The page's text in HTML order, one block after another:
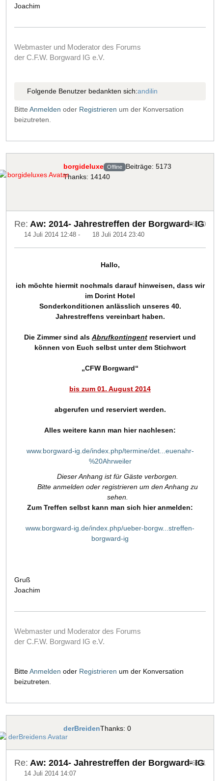
Joachim
Webmaster und Moderator des Forums
der C.F.W. Borgward IG e.V.
Folgende Benutzer bedankten sich:andilin
Bitte Anmelden oder Registrieren um der Konversation
beizutreten.
borgideluxe Offline Beiträge: 5173
Thanks: 14140
Re: Aw: 2014- Jahrestreffen der Borgward- IG
14 Juli 2014 12:48 - 18 Juli 2014 23:40
#6820
Hallo,
ich möchte hiermit nochmals darauf hinweisen, dass wir
im Dorint Hotel
Sonderkonditionen anlässlich unseres 40.
Jahrestreffens vereinbart haben.
Die Zimmer sind als Abrufkontingent reserviert und
können von Euch selbst unter dem Stichwort
„CFW Borgward“
bis zum 01. August 2014
abgerufen und reserviert werden.
Alles weitere kann man hier nachlesen:
www.borgward-ig.de/index.php/termine/det...euenahr-
%20Ahrweiler
Dieser Anhang ist für Gäste verborgen.
Bitte anmelden oder registrieren um den Anhang zu
sehen.
Zum Treffen selbst kann man sich hier anmelden:
www.borgward-ig.de/index.php/ueber-borgw...streffen-
borgward-ig
Gruß
Joachim
Webmaster und Moderator des Forums
der C.F.W. Borgward IG e.V.
BitteAnmelden oder Registrieren um der Konversation
beizutreten.
derBreidenThanks: 0
Re: Aw: 2014- Jahrestreffen der Borgward- IG
14 Juli 2014 14:07
#6821